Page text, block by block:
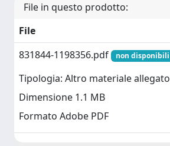
File in questo prodotto:
File
831844-1198356.pdf
non disponibili
Tipologia: Altro materiale allegato
Dimensione 1.1 MB
Formato Adobe PDF